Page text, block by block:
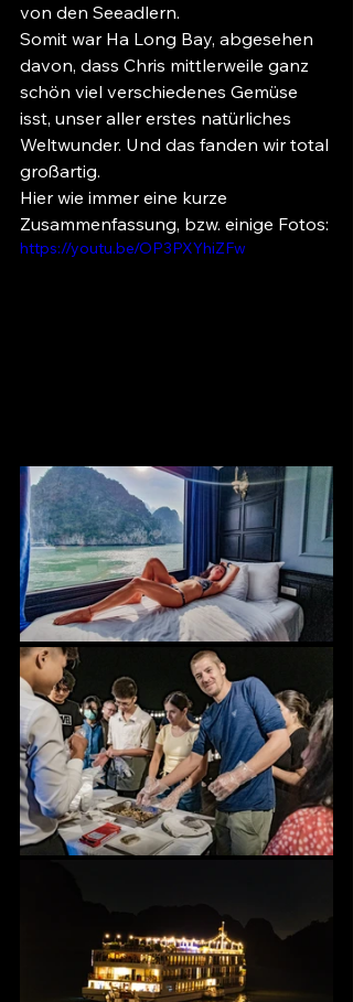
von den Seeadlern.
Somit war Ha Long Bay, abgesehen
davon, dass Chris mittlerweile ganz
schön viel verschiedenes Gemüse
isst, unser aller erstes natürliches
Weltwunder. Und das fanden wir total
großartig.
Hier wie immer eine kurze
Zusammenfassung, bzw. einige Fotos:
https://youtu.be/OP3PXYhiZFw